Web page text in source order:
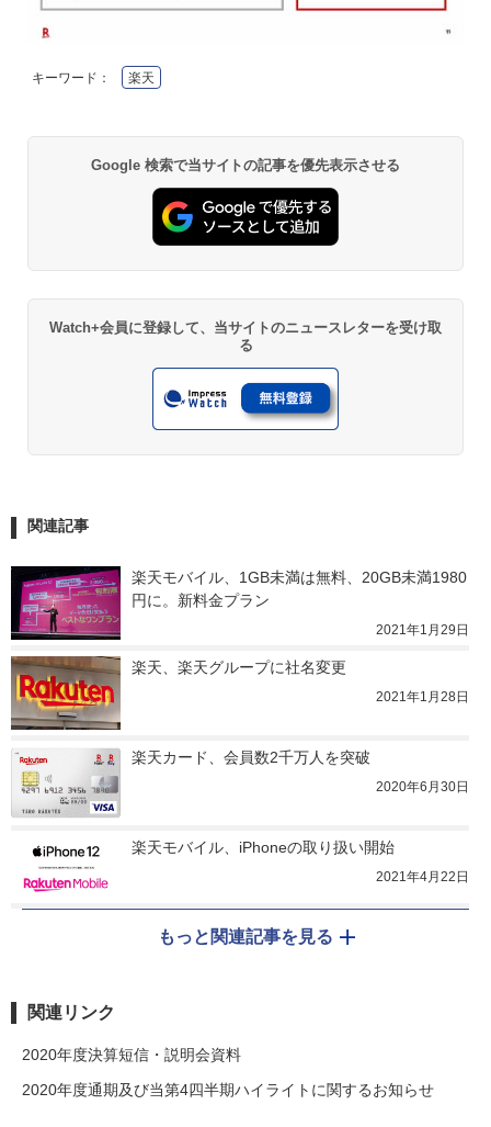
キーワード： 楽天
Google 検索で当サイトの記事を優先表示させる
Watch+会員に登録して、当サイトのニュースレターを受け取
る
関連記事
楽天モバイル、1GB未満は無料、20GB未満1980
円に。新料金プラン
2021年1月29日
楽天、楽天グループに社名変更
2021年1月28日
楽天カード、会員数2千万人を突破
2020年6月30日
楽天モバイル、iPhoneの取り扱い開始
2021年4月22日
もっと関連記事を見る
関連リンク
2020年度決算短信・説明会資料
2020年度通期及び当第4四半期ハイライトに関するお知らせ